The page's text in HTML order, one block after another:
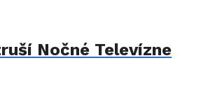
Nočné Televízne